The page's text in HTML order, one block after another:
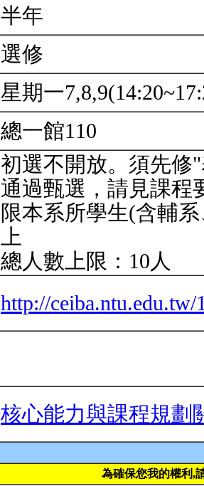
半年
選修
星期一
總一館110
初選不開放。須先修
通過甄選，請見課程
限本系所學生(含輔
上
總人數上限：10人
http://ceiba.ntu.edu.tw/
核心能力與課程規劃
為確保您我的權利,